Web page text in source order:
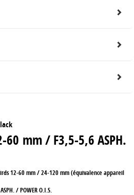
60 mm / F3,5-5,6 ASPH.
12-60 mm / 24-120 mm (équivalence appareil
/ POWER O.I.S.